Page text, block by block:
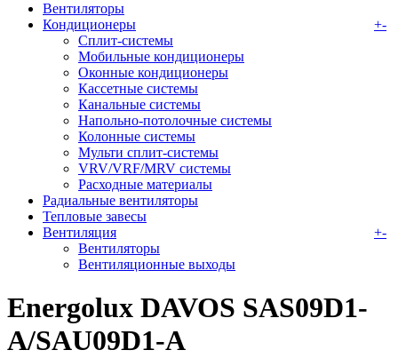
Вентиляторы
Кондиционеры
+-
Сплит-системы
Мобильные кондиционеры
Оконные кондиционеры
Кассетные системы
Канальные системы
Напольно-потолочные системы
Колонные системы
Мульти сплит-системы
VRV/VRF/MRV системы
Расходные материалы
Радиальные вентиляторы
Тепловые завесы
Вентиляция
+-
Вентиляторы
Вентиляционные выходы
Energolux DAVOS SAS09D1-
A/SAU09D1-A